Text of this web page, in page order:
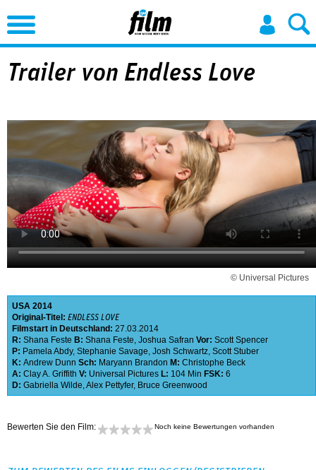
Jump to Navigation
Trailer von Endless Love
© Universal Pictures
USA 2014
Original-Titel: ENDLESS LOVE
Filmstart in Deutschland: 27.03.2014
R: Shana Feste B: Shana Feste, Joshua Safran Vor: Scott Spencer
P: Pamela Abdy, Stephanie Savage, Josh Schwartz, Scott Stuber
K: Andrew Dunn Sch: Maryann Brandon M: Christophe Beck
A: Clay A. Griffith V: Universal Pictures L: 104 Min FSK: 6
D: Gabriella Wilde,Alex Pettyfer, Bruce Greenwood
Bewerten Sie den Film: Noch keine Bewertungen vorhanden